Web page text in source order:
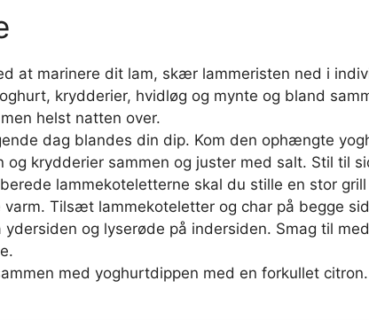
at marinere dit lam, skær lammeristen ned i
krydderier, hvidløg og mynte og bland
helst natten over.
dag blandes din dip. Kom den ophængte
og krydderier sammen og juster med salt. Stil til
lammekoteletterne skal du stille en stor
varm. Tilsæt lammekoteletter og char på begge
ydersiden og lyserøde på indersiden. Smag til
med yoghurtdippen med en forkullet citron.